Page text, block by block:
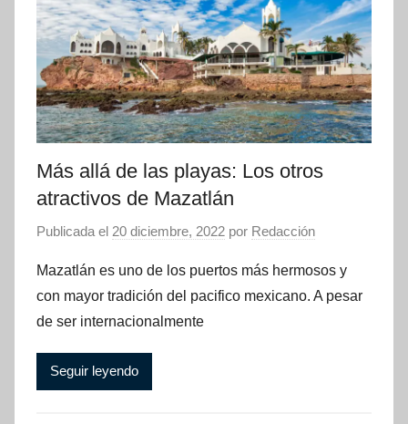
Más allá de las playas: Los otros
atractivos de Mazatlán
Publicada el 20 diciembre, 2022 por Redacción
Mazatlán es uno de los puertos más hermosos y
con mayor tradición del pacifico mexicano. A pesar
de ser internacionalmente
Seguir leyendo